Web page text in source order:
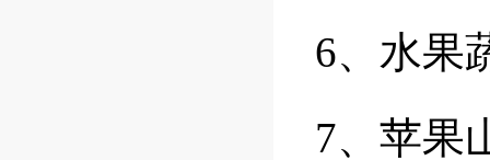
6、水果
7、苹果